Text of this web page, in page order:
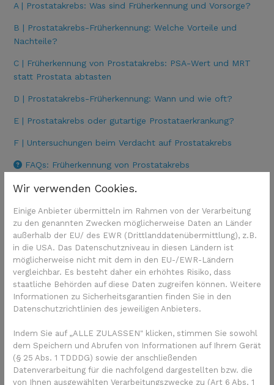
A | Prostatakrebs: Was sind Früherkennung und Vorsorge?
B | Prostatakrebs-Früherkennung: Welche Vorteile und
Nachteile?
C | Früherkennung von Prostatakrebs: PSA-Wert und MRT
statt Prostata abtasten
D | Prostatakrebs-Früherkennung: Wann und wie oft?
E | Prostatakrebs oder gutartige Prostataerkrankung?
F | Untersuchungen beim Verdacht auf Prostatakrebs
FAQs: Früherkennung von Prostatakrebs
Wir verwenden Cookies.
Einige Anbieter übermitteln im Rahmen von der Verarbeitung
zu den genannten Zwecken möglicherweise Daten an Länder
außerhalb der EU/ des EWR (Drittlanddatenübermittlung), z.B.
in die USA. Das Datenschutzniveau in diesen Ländern ist
möglicherweise nicht mit dem in den EU-/EWR-Ländern
vergleichbar. Es besteht daher ein erhöhtes Risiko, dass
staatliche Behörden auf diese Daten zugreifen können. Weitere
Informationen zu Sicherheitsgarantien finden Sie in den
Datenschutzrichtlinien des jeweiligen Anbieters.
Indem Sie auf „ALLE ZULASSEN" klicken, stimmen Sie sowohl
dem Speichern und Abrufen von Informationen auf Ihrem Gerät
(§ 25 Abs. 1 TDDDG) sowie der anschließenden
Datenverarbeitung für die nachfolgend dargestellten bzw. die
von Ihnen ausgewählten Verarbeitungszwecke zu (Art 6 Abs. 1